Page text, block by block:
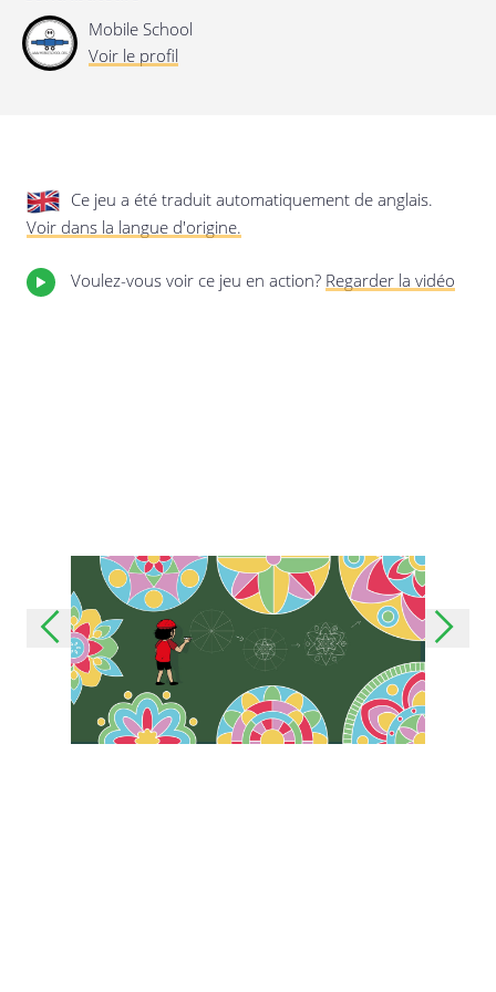
Mobile School
Voir le profil
Ce jeu a été traduit automatiquement de anglais.
Voir dans la langue d'origine.
Voulez-vous voir ce jeu en action? Regarder la vidéo
Mise à jour de cette déclaration de
privée.
Dernière mise à jour: 24/08/2019